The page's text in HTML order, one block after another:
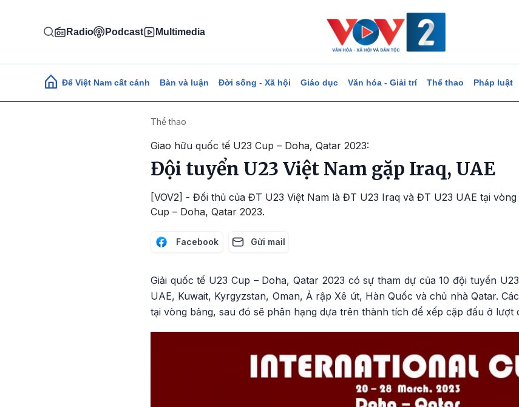
Radio Podcast Multimedia
Main navigation
Để Việt Nam cất cánh Bàn và luận Đời sống - Xã hội Giáo dục Văn hóa - Giải trí Thể thao Pháp luật
Thể thao
Giao hữu quốc tế U23 Cup – Doha, Qatar 2023:
Đội tuyển U23 Việt Nam gặp Iraq, UAE
[VOV2] - Đối thủ của ĐT U23 Việt Nam là ĐT U23 Iraq và ĐT U23 UAE tại
Cup – Doha, Qatar 2023.
Facebook Gửi mail
Giải quốc tế U23 Cup – Doha, Qatar 2023 có sự tham dự của 10 đội tuyển
UAE, Kuwait, Kyrgyzstan, Oman, Ả rập Xê út, Hàn Quốc và chủ nhà Qatar.
tại vòng bảng, sau đó sẽ phân hạng dựa trên thành tích để xếp cặp đấu ở lượt